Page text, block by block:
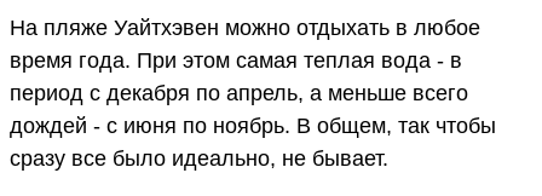
На пляже Уайтхэвен можно отдыхать в любое
время года. При этом самая теплая вода - в
период с декабря по апрель, а меньше всего
дождей - с июня по ноябрь. В общем, так чтобы
сразу все было идеально, не бывает.